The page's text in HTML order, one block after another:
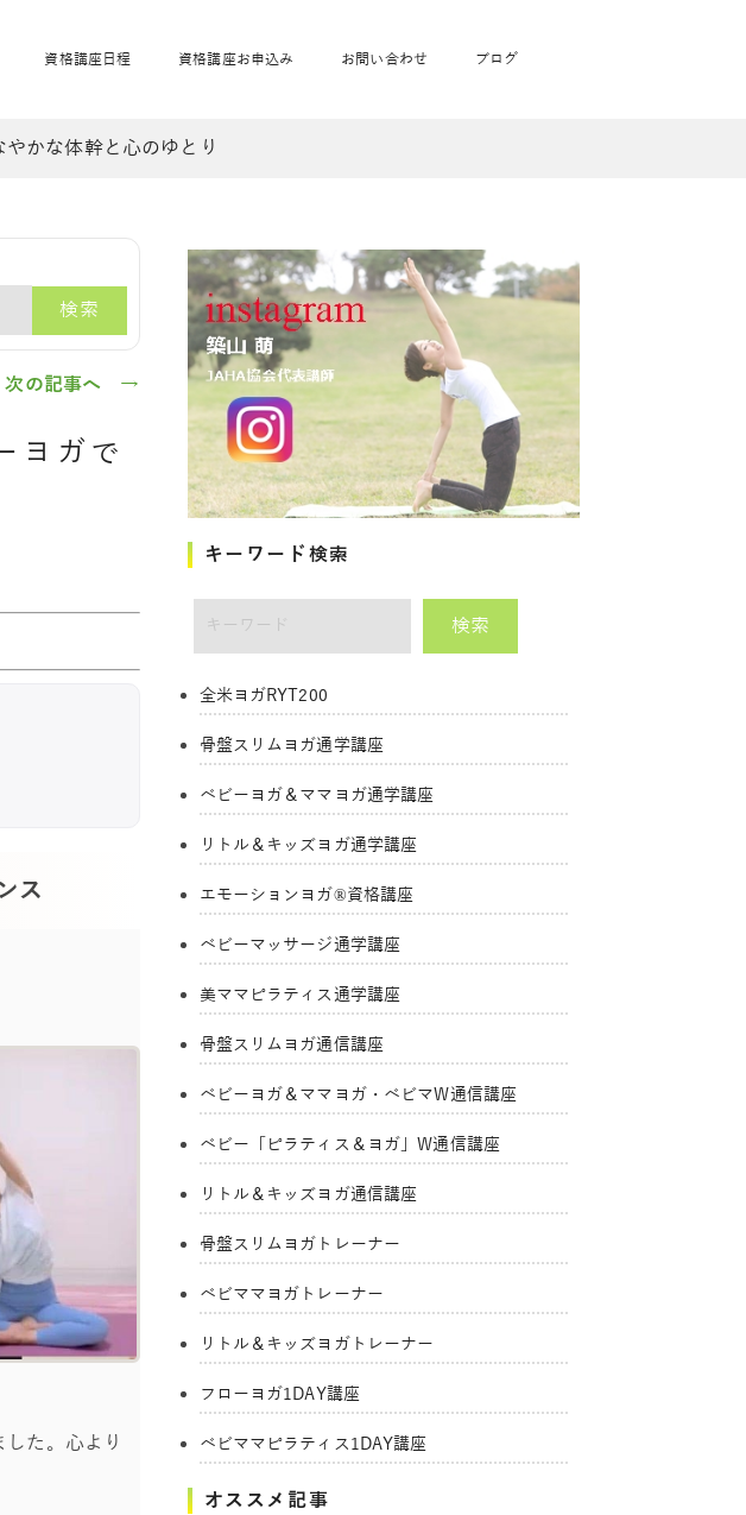
リトル＆キッズヨガ通学
エモーションヨガ®通学
ベビーマッサージ通学
美ママピラティス通学
」W通信 リトル＆キッズヨガ通信
ベビママヨガ
ベビーチャクラマッサージ
JAHAnavi Lesson
資格講座日程
オンライン講座
資格講座お申込み お問い合わせ ブログ
かな体幹と心のゆとり
検索
次の記事へ →
ヨガで
ス
た。心より
キーワード検索
検索
全米ヨガRYT200
骨盤スリムヨガ通学講座
ベビーヨガ＆ママヨガ通学講座
リトル＆キッズヨガ通学講座
エモーションヨガ®資格講座
ベビーマッサージ通学講座
美ママピラティス通学講座
骨盤スリムヨガ通信講座
ベビーヨガ＆ママヨガ・ベビマW通信講座
ベビー「ピラティス＆ヨガ」W通信講座
リトル＆キッズヨガ通信講座
骨盤スリムヨガトレーナー
ベビママヨガトレーナー
リトル＆キッズヨガトレーナー
フローヨガ1DAY講座
ベビママピラティス1DAY講座
オススメ記事